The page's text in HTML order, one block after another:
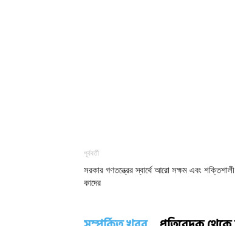
পূর্ববর্তী
সরকার গণতন্ত্রের স্বার্থে আরো সক্ষম এবং শক্তিশালী
কাদের